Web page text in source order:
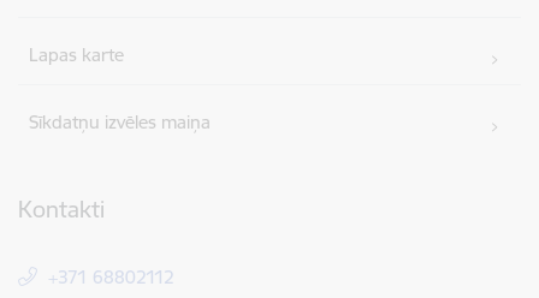
Lapas karte
Sīkdatņu izvēles maiņa
Kontakti
+371 68802112